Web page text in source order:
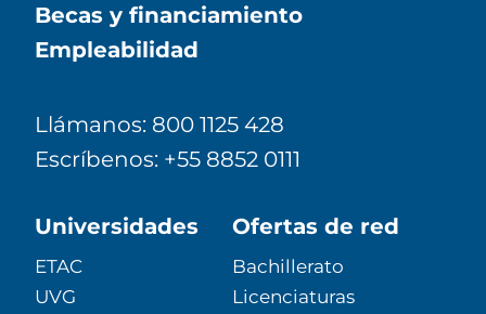
Becas y financiamiento
Empleabilidad
Llámanos: 800 1125 428
Escríbenos: +55 8852 0111
Universidades
ETAC
UVG
Ofertas de red
Bachillerato
Licenciaturas